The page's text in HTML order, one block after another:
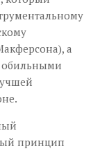
а
обильными
принцип